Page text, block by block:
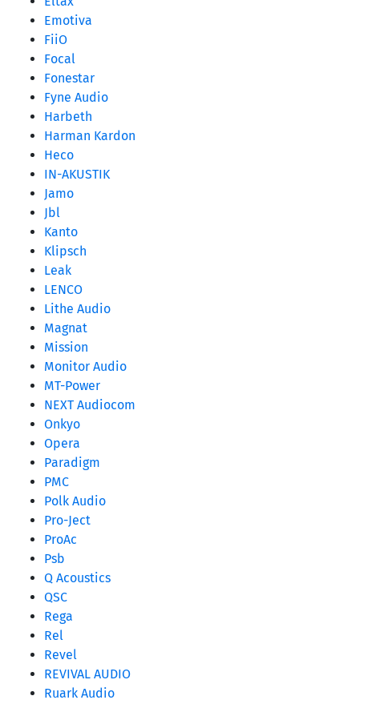
Emotiva
FiiO
Focal
Fonestar
Fyne Audio
Harbeth
Harman Kardon
Heco
IN-AKUSTIK
Jamo
Jbl
Kanto
Klipsch
Leak
LENCO
Lithe Audio
Magnat
Mission
Monitor Audio
MT-Power
NEXT Audiocom
Onkyo
Opera
Paradigm
PMC
Polk Audio
Pro-Ject
ProAc
Psb
Q Acoustics
QSC
Rega
Rel
Revel
REVIVAL AUDIO
Ruark Audio